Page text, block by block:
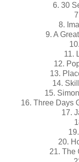
6. 30
8.
9. A
11.
12.
13.
14.
15.
16. Three Days
17.
20.
21. The